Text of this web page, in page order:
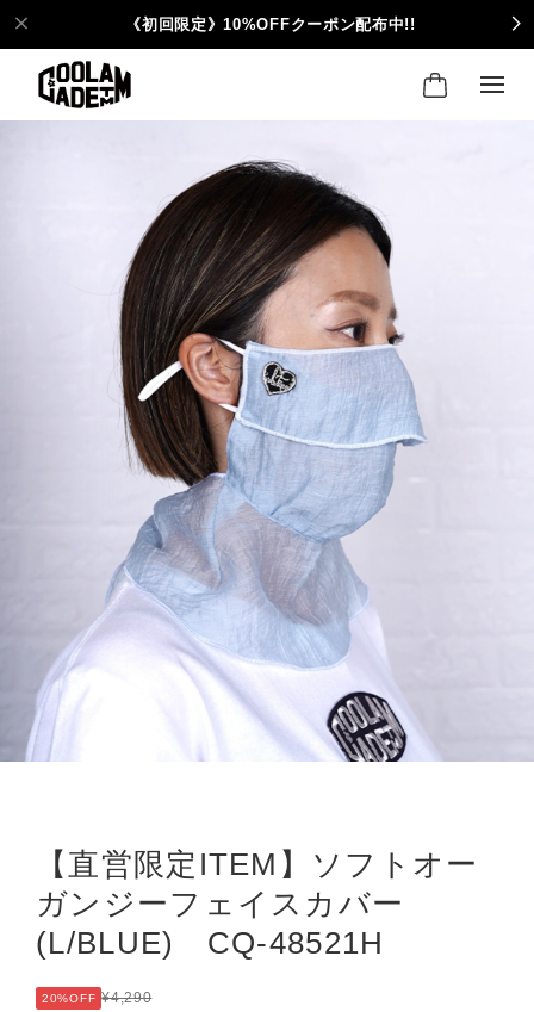
《初回限定》10%OFFクーポン配布中!!
【直営限定ITEM】ソフトオー
ガンジーフェイスカバー
(L/BLUE) CQ-48521H
20%OFF ¥4,290